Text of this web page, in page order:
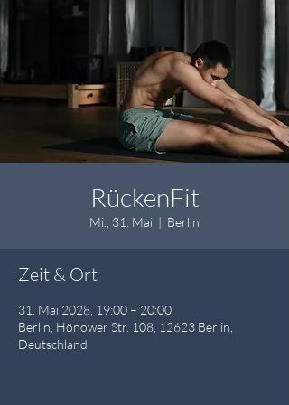
RückenFit
Mi., 31. Mai
  |
Berlin
Zeit & Ort
31. Mai 2028, 19:00 – 20:00
Berlin, Hönower Str. 108, 12623 Berlin,
Deutschland